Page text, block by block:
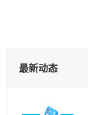
最新动态